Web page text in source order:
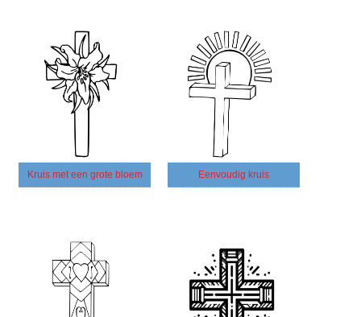
Kruis met een grote bloem Eenvoudig kruis